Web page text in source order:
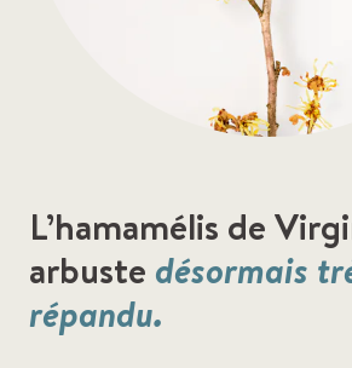
L’hamamélis de
arbuste désormais
répandu.